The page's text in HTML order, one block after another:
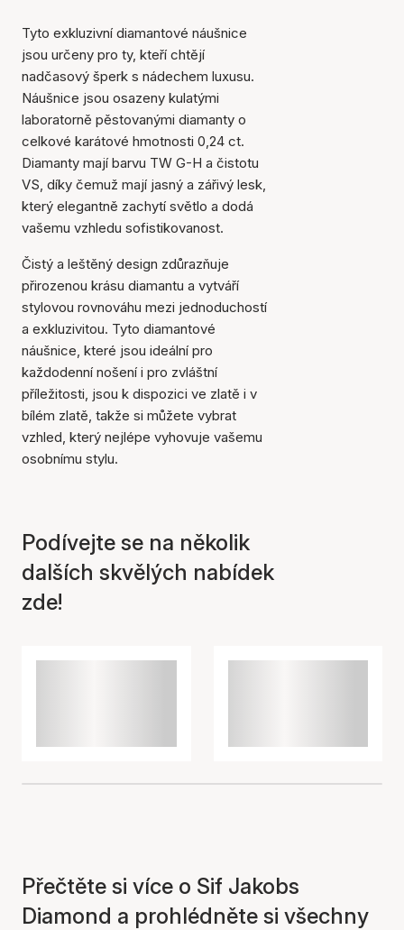
Položka byla přidána do
košíku
Tyto exkluzivní diamantové náušnice
jsou určeny pro ty, kteří chtějí
nadčasový šperk s nádechem luxusu.
Náušnice jsou osazeny kulatými
laboratorně pěstovanými diamanty o
celkové karátové hmotnosti 0,24 ct.
Diamanty mají barvu TW G-H a čistotu
VS, díky čemuž mají jasný a zářivý lesk,
který elegantně zachytí světlo a dodá
vašemu vzhledu sofistikovanost.
Čistý a leštěný design zdůrazňuje
přirozenou krásu diamantu a vytváří
stylovou rovnováhu mezi jednoduchostí
a exkluzivitou. Tyto diamantové
náušnice, které jsou ideální pro
každodenní nošení i pro zvláštní
příležitosti, jsou k dispozici ve zlatě i v
bílém zlatě, takže si můžete vybrat
vzhled, který nejlépe vyhovuje vašemu
osobnímu stylu.
Podívejte se na několik
dalších skvělých nabídek
zde!
Přečtěte si více o Sif Jakobs
Diamond a prohlédněte si všechny